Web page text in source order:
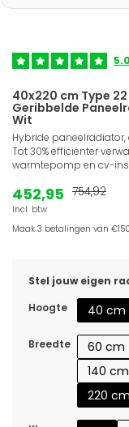
40x220 cm Type
Geribbelde
Wit
Hybride
Tot 30% efficiënter
warmtepomp en cv-
452,95
Incl. btw
754,92
Maak 3 betalingen van
Stel jouw eigen
Hoogte
40 cm
Breedte 60 cm
140 cm
220 cm